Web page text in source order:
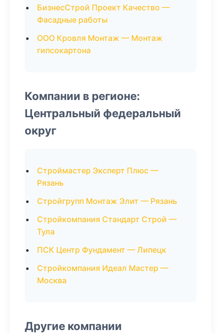
БизнесСтрой Проект Качество —
Фасадные работы
ООО Кровля Монтаж — Монтаж
гипсокартона
Компании в регионе:
Центральный федеральный
округ
Строймастер Эксперт Плюс —
Рязань
Стройгрупп Монтаж Элит — Рязань
Стройкомпания Стандарт Строй —
Тула
ПСК Центр Фундамент — Липецк
Стройкомпания Идеал Мастер —
Москва
Другие компании